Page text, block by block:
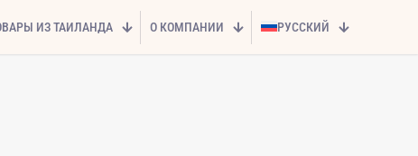
ИЗ ТАИЛАНДА О КОМПАНИИ РУССКИЙ